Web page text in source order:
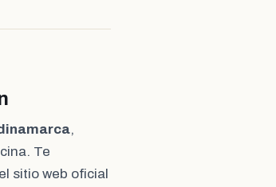
,
Te
sitio web oficial